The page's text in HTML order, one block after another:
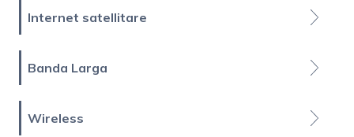
Internet satellitare
Banda Larga
Wireless